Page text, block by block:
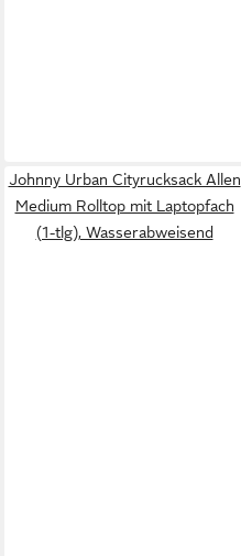
Johnny Urban Cityrucksack Allen
Medium Rolltop mit Laptopfach
(1-tlg), Wasserabweisend